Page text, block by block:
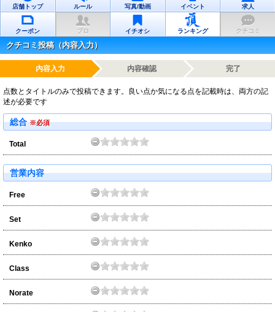
店舗トップ ルール 写真/動画 イベント 求人
クーポン プロ イチオシ ランキング クチコミ
クチコミ投稿（内容入力）
内容入力 内容確認 完了
点数とタイトルのみで投稿できます。良い点か気になる点を記載時は、両方の記
述が必要です
総合※必須
Total
営業内容
Free
Set
Kenko
Class
Norate